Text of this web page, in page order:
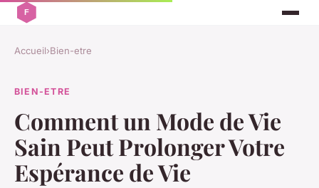
Accueil›Bien-etre
BIEN-ETRE
Comment un Mode de Vie
Sain Peut Prolonger Votre
Espérance de Vie